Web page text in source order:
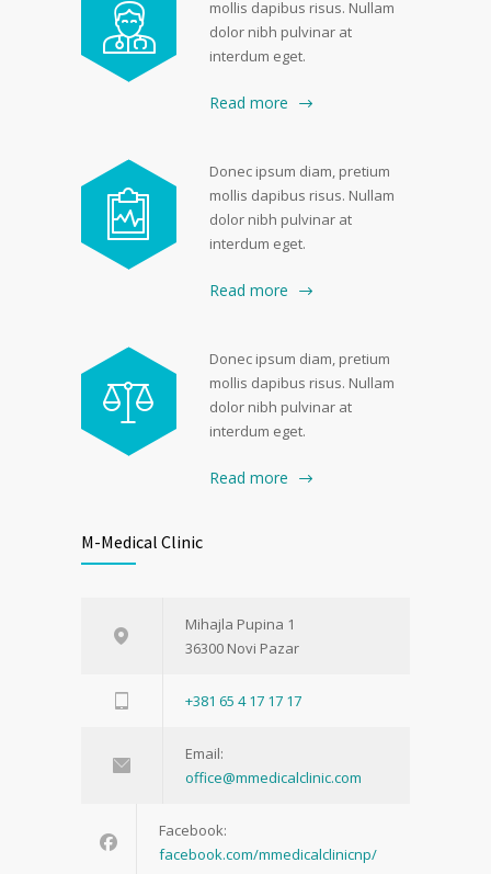
mollis dapibus risus. Nullam
dolor nibh pulvinar at
interdum eget.
Read more
Donec ipsum diam, pretium
mollis dapibus risus. Nullam
dolor nibh pulvinar at
interdum eget.
Read more
Donec ipsum diam, pretium
mollis dapibus risus. Nullam
dolor nibh pulvinar at
interdum eget.
Read more
M-Medical Clinic
Mihajla Pupina 1
36300 Novi Pazar
+381 65 4 17 17 17
Email:
office@mmedicalclinic.com
Facebook:
facebook.com/mmedicalclinicnp/